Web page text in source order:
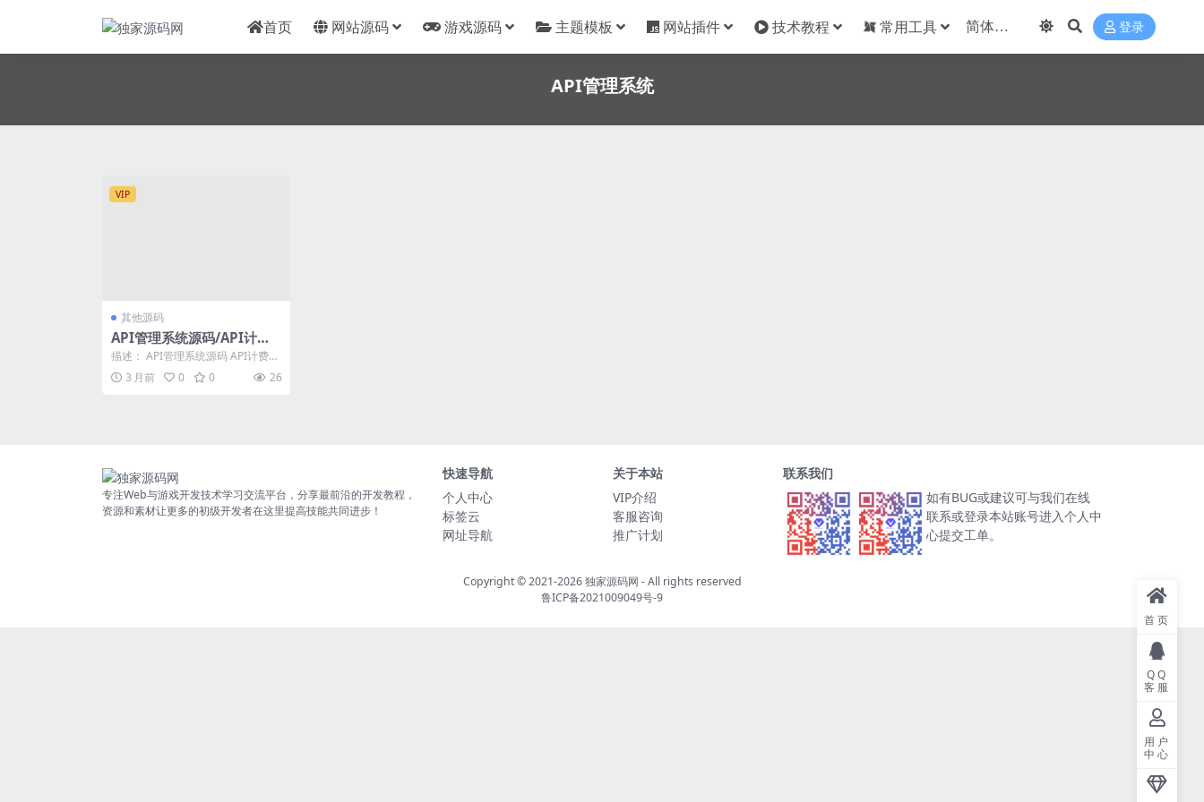
首页 网站源码 游戏源码 主题模板 网站插件 技术教程 常用工具 登录
API管理系统
VIP
其他源码
API管理系统源码/API计费
系统/最新小齐二开版
描述： API管理系统源码 API计费系
统 最新小齐二开版 测试环境：Ngin
x... 3 月前 0 0 26
专注Web与游戏开发技术学习交流平台，分享最前沿的开发教程，
资源和素材让更多的初级开发者在这里提高技能共同进步！
快速导航
个人中心
标签云
网址导航
关于本站
VIP介绍
客服咨询
推广计划
联系我们
如有BUG或建议可与我们在线
联系或登录本站账号进入个人中
心提交工单。
Copyright © 2021-2026独家源码网 - All rights reserved
鲁ICP备2021009049号-9
首页
QQ
客服
用户
中心